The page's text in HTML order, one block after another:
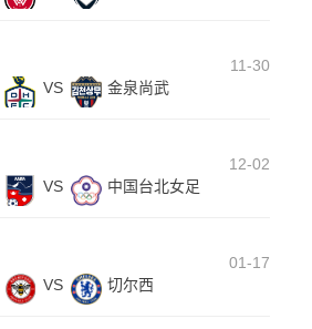
11-30
VS 金泉尚武
12-02
VS 中国台北女足
01-17
VS 切尔西